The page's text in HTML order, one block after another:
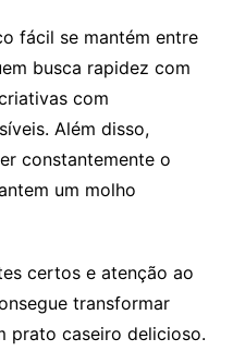
fácil se mantém entre
busca rapidez com
com
Além disso,
constantemente o
um molho
certos e atenção ao
transformar
prato caseiro delicioso.